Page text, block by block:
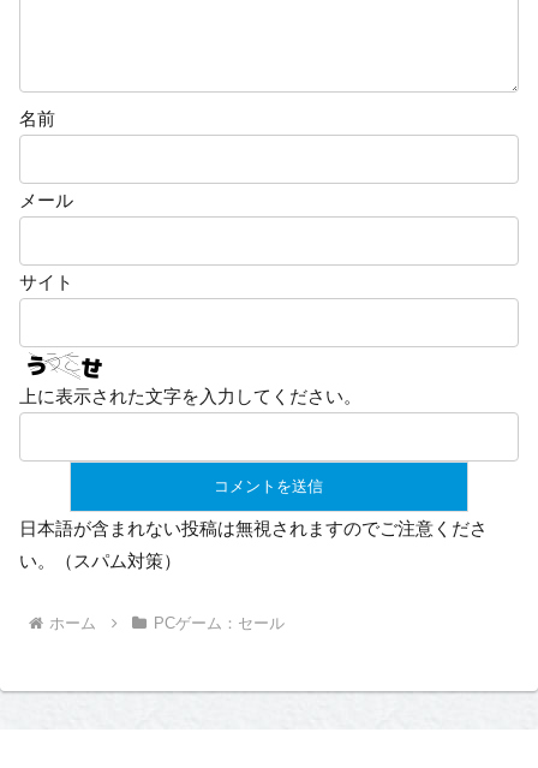
名前
メール
サイト
上に表示された文字を入力してください。
日本語が含まれない投稿は無視されますのでご注意くださ
い。（スパム対策）
ホーム PCゲーム：セール